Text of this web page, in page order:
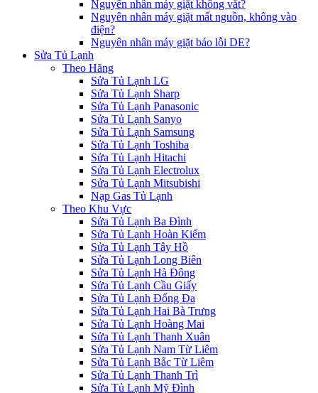
Nguyên nhân máy giặt không vắt?
Nguyên nhân máy giặt mất nguồn, không vào
điện?
Nguyên nhân máy giặt báo lỗi DE?
Sửa Tủ Lạnh
Theo Hãng
Sửa Tủ Lạnh LG
Sửa Tủ Lạnh Sharp
Sửa Tủ Lạnh Panasonic
Sửa Tủ Lạnh Sanyo
Sửa Tủ Lạnh Samsung
Sửa Tủ Lạnh Toshiba
Sửa Tủ Lạnh Hitachi
Sửa Tủ Lạnh Electrolux
Sửa Tủ Lạnh Mitsubishi
Nạp Gas Tủ Lạnh
Theo Khu Vực
Sửa Tủ Lạnh Ba Đình
Sửa Tủ Lạnh Hoàn Kiếm
Sửa Tủ Lạnh Tây Hồ
Sửa Tủ Lạnh Long Biên
Sửa Tủ Lạnh Hà Đông
Sửa Tủ Lạnh Cầu Giấy
Sửa Tủ Lạnh Đống Đa
Sửa Tủ Lạnh Hai Bà Trưng
Sửa Tủ Lạnh Hoàng Mai
Sửa Tủ Lạnh Thanh Xuân
Sửa Tủ Lạnh Nam Từ Liêm
Sửa Tủ Lạnh Bắc Từ Liêm
Sửa Tủ Lạnh Thanh Trì
Sửa Tủ Lạnh Mỹ Đình